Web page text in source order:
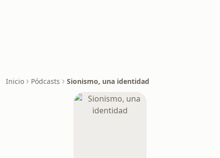
Inicio Pódcasts Sionismo, una identidad